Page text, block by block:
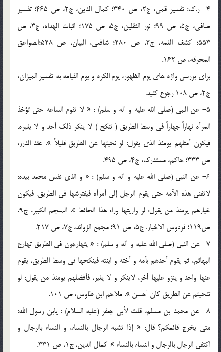
4- ر.ک: تفسير قمي، ج2، ص 340؛ کمال الدين، ج2، ص 465؛ تفسير
صافي، ج5، ص 99؛ نور الثقلين، ج5، ص 175؛ اثبات الهداه، ج3، ص
553؛ کشف الغمه، ج3، ص 280؛ شافعي، البيان، ص 528؛الصواعق
المحرقه، ص 162.
براي بررسي واژه هاي يوم الظهور، يوم الکره و يوم القيامه به تفسير الميزان،
ج2، ص 108 رجوع کنيد.
5- عن النبي (صلي الله عليه و آله و سلم) : « لا تقوم الساعه حتي تؤخذ
المرأه نهاراً جهاراً في وسط الطريق ( تنکح ) لا ينکر ذلک أحد و لا يغبره.
فيکون أمثلهم يومئذ الذي يقول: لو نحيتها عن الطريق قليلاً ». عقد الدرر،
ص 333؛ حاکم، مستدرک، ج4، ص 495.
6- عن النبي (صلي الله عليه و آله و سلم) : « و الذي نفس محمد بيده:
لاتفني هذه الأمه حتي يقوم الرجل إلي أمرأه فيفترشها في الطريق، فيکون
خيارهم يومئذ من يقول: لو واريتها وراء هذا الحائط ». المعجم الکبير، ج9،
ص119؛ فردوس الاخبار، ج5، ص 91؛ مجمع الزوائد، ج7، ص 217.
7- عن النبي (صلي الله عليه و آله و سلم) : « يتهارجون في الطريق تهارج
البهائم، ثم يقوم أحدهم بأمه و أخته و اينته فينکحها في وسط الطريق، يقوم
عنها واحد و ينزو عليها آخر، لاينکر و لا يغير، فأفضلهم يومئذ من يقول: لو
تنحيتم عن الطريق کان أحسن ». ملاحم ابن طاوس، ص 101.
8- عن محمد بن مسلم، قلت لأبي جعفر (عليه السلام) : يابن رسول الله:
متي يخرج قائمکم؟ قال: « إذا تشبه الرجال بالنساء، و النساء بالرجال و
اکتفي الرجال بالرجال و النساء بالنساء ». کمال الدين، ج1، ص 331.